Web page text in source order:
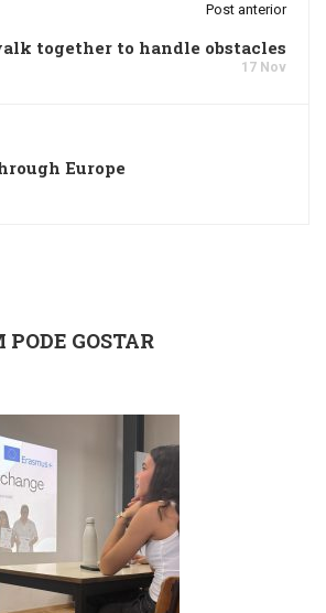
Post anterior
together to handle obstacles
17 Nov
Europe
GOSTAR